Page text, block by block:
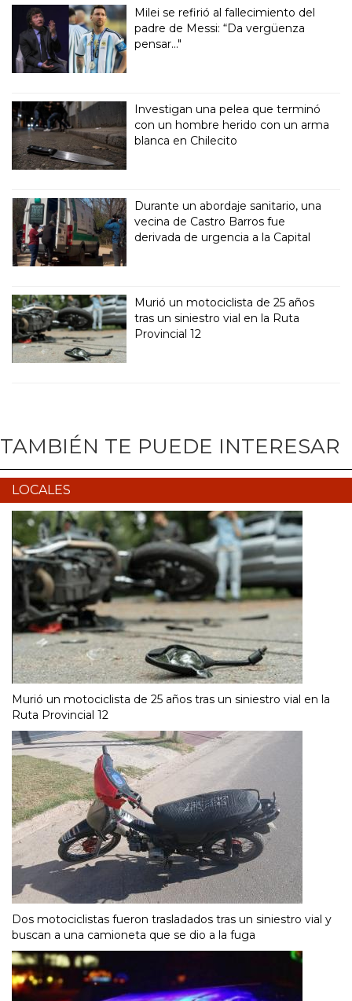
Milei se refirió al fallecimiento del
padre de Messi: “Da vergüenza
pensar..."
Investigan una pelea que terminó
con un hombre herido con un arma
blanca en Chilecito
Durante un abordaje sanitario, una
vecina de Castro Barros fue
derivada de urgencia a la Capital
Murió un motociclista de 25 años
tras un siniestro vial en la Ruta
Provincial 12
TAMBIÉN TE PUEDE INTERESAR
LOCALES
Murió un motociclista de 25 años tras un siniestro vial en la
Ruta Provincial 12
Dos motociclistas fueron trasladados tras un siniestro vial y
buscan a una camioneta que se dio a la fuga